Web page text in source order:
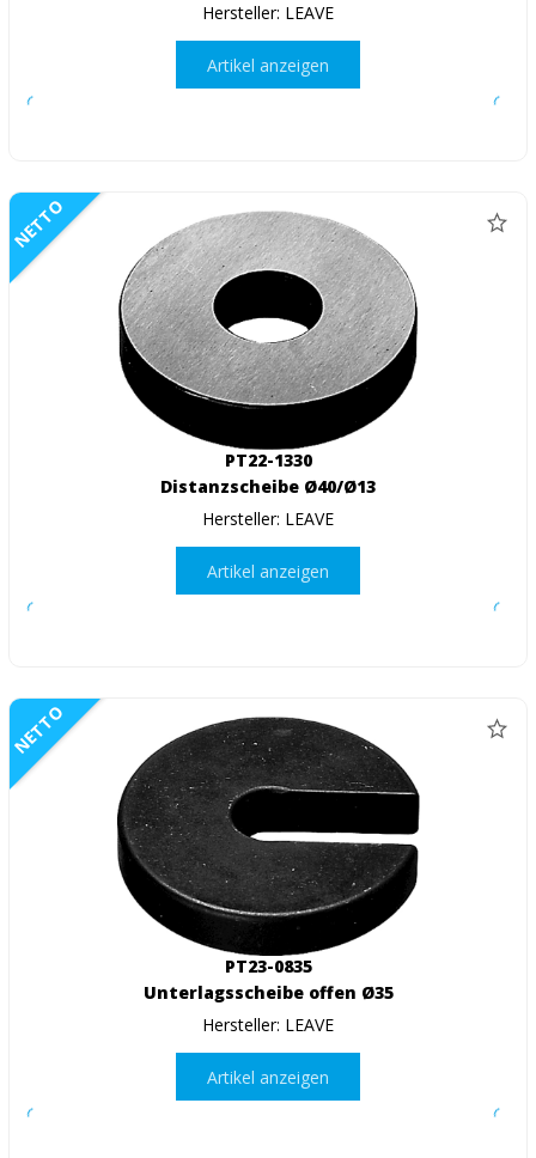
Hersteller: LEAVE
Artikel anzeigen
NETTO
PT22-1330
Distanzscheibe Ø40/Ø13
Hersteller: LEAVE
Artikel anzeigen
NETTO
PT23-0835
Unterlagsscheibe offen Ø35
Hersteller: LEAVE
Artikel anzeigen